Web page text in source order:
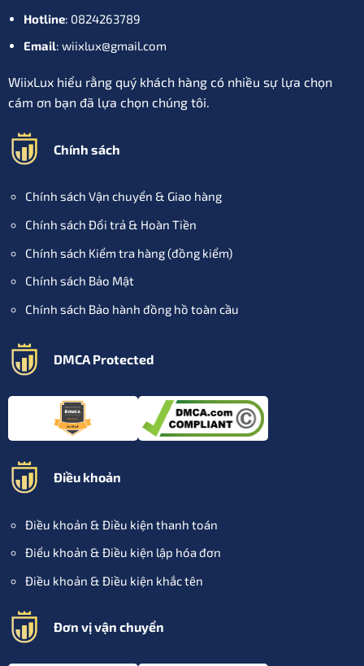
Hotline: 0824263789
Email: wiixlux@gmail.com
WiixLux hiểu rằng quý khách hàng có nhiều sự lựa chọn
cám ơn bạn đã lựa chọn chúng tôi.
Chính sách
Chính sách Vận chuyển & Giao hàng
Chính sách Đổi trả & Hoàn Tiền
Chính sách Kiểm tra hàng (đồng kiểm)
Chính sách Bảo Mật
Chính sách Bảo hành đồng hồ toàn cầu
DMCA Protected
Điều khoản
Điều khoản & Điều kiện thanh toán
Điểu khoản & Điều kiện lập hóa đơn
Điều khoản & Điều kiện khắc tên
Đơn vị vận chuyển